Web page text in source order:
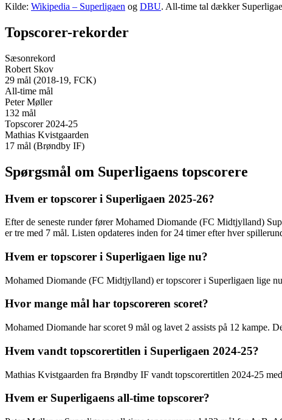
Kilde: Wikipedia – Superligaen og DBU. All-time tal dækker
Topscorer-rekorder
Sæsonrekord
Robert Skov
29 mål (2018-19, FCK)
All-time mål
Peter Møller
132 mål
Topscorer 2024-25
Mathias Kvistgaarden
17 mål (Brøndby IF)
Spørgsmål om Superligaens topscorere
Hvem er topscorer i Superligaen 2025-26?
Efter de seneste runder fører Mohamed Diomande (FC Midtjylland)
er tre med 7 mål. Listen opdateres inden for 24 timer efter hver
Hvem er topscorer i Superligaen lige nu?
Mohamed Diomande (FC Midtjylland) er topscorer i Superligaen lige
Hvor mange mål har topscoreren scoret?
Mohamed Diomande har scoret 9 mål og lavet 2 assists på 12
Hvem vandt topscorertitlen i Superligaen 2024-25?
Mathias Kvistgaarden fra Brøndby IF vandt topscorertitlen 2024-25
Hvem er Superligaens all-time topscorer?